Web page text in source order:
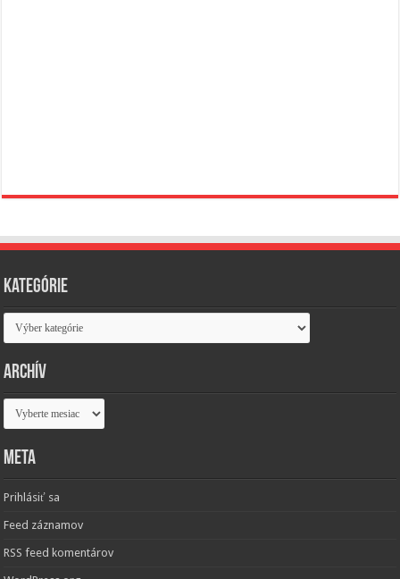
Kategórie
Kategórie
Archív
Archív
Meta
Prihlásiť sa
Feed záznamov
RSS feed komentárov